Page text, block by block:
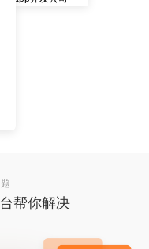
帮你解决